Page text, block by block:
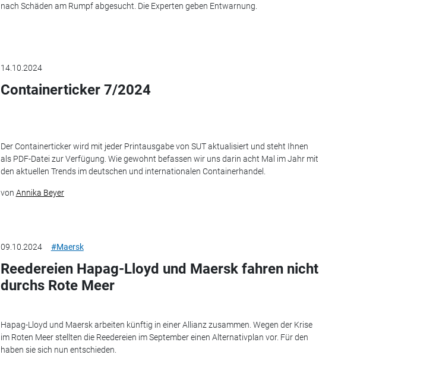
nach Schäden am Rumpf abgesucht. Die Experten geben Entwarnung.
14.10.2024
Containerticker 7/2024
Der Containerticker wird mit jeder Printausgabe von SUT aktualisiert und steht Ihnen
als PDF-Datei zur Verfügung. Wie gewohnt befassen wir uns darin acht Mal im Jahr mit
den aktuellen Trends im deutschen und internationalen Containerhandel.
von Annika Beyer
09.10.2024 #Maersk
Reedereien Hapag-Lloyd und Maersk fahren nicht
durchs Rote Meer
Hapag-Lloyd und Maersk arbeiten künftig in einer Allianz zusammen. Wegen der Krise
im Roten Meer stellten die Reedereien im September einen Alternativplan vor. Für den
haben sie sich nun entschieden.